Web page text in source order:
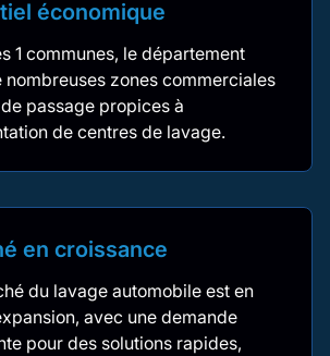
économique
1 communes, le département
nombreuses zones commerciales
passage propices à
de centres de lavage.
en croissance
du lavage automobile est en
avec une demande
pour des solutions rapides,